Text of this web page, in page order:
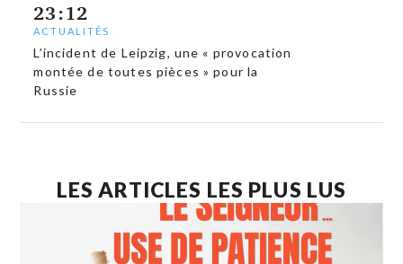
23:12
ACTUALITÉS
L’incident de Leipzig, une « provocation
montée de toutes pièces » pour la
Russie
LES ARTICLES LES PLUS LUS